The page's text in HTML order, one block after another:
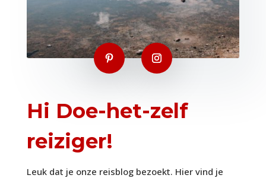
Hi Doe-het-zelf
reiziger!
Leuk dat je onze reisblog bezoekt. Hier vind je